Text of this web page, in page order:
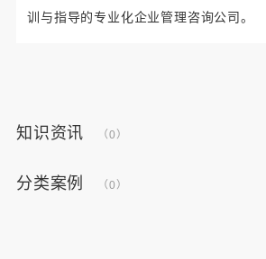
训与指导的专业化企业管理咨询公司。
知识资讯 （0）
分类案例 （0）